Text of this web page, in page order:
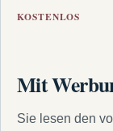
KOSTENLOS
Mit
Sie lesen den